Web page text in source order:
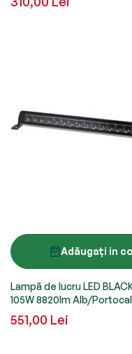
Adăugați in
Lampă de lucru LED
105W 8820lm Alb/
551,00 Lei